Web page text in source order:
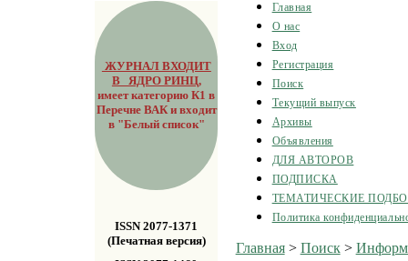
ЖУРНАЛ ВХОДИТ
В ЯДРО РИНЦ,
имеет категорию К1 в
Перечне ВАК и входит
в "Белый список"
ISSN 2077-1371
(Печатная версия)
Главная
О нас
Вход
Регистрация
Поиск
Текущий выпуск
Архивы
Объявления
ДЛЯ АВТОРОВ
ПОДПИСКА
ТЕМАТИЧЕСКИЕ
Политика
Главная> Поиск>